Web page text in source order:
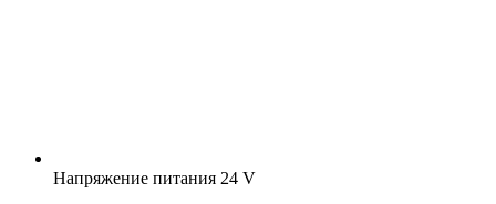
Напряжение питания 24 V